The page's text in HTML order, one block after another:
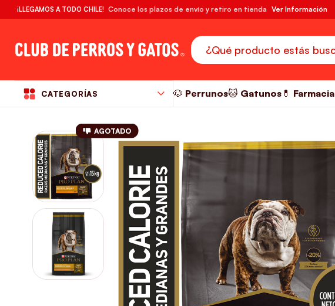
¡LLEGAMOS A TODO CHILE! Conoce los plazos de envío y retiro en tienda Ver Información
CATEGORÍAS 🐶 Perrunos🐱 Gatunos 💊 Farmacia
AGOTADO
RM